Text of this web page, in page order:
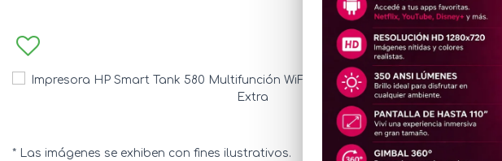
* Las imágenes se exhiben con fines ilustrativos.